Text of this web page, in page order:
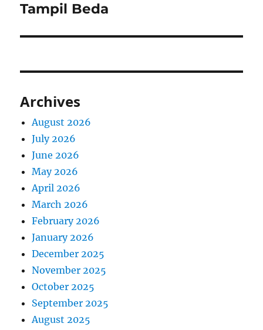
Tampil Beda
Archives
August 2026
July 2026
June 2026
May 2026
April 2026
March 2026
February 2026
January 2026
December 2025
November 2025
October 2025
September 2025
August 2025